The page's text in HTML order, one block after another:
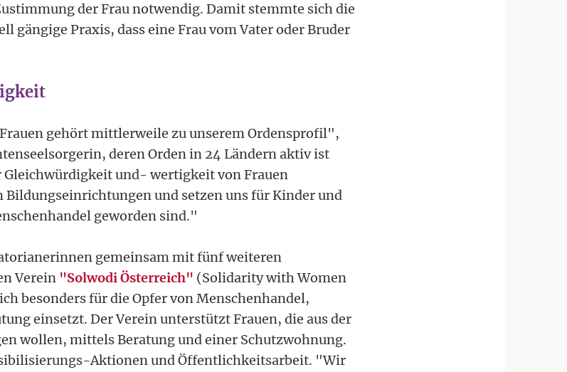
der Frau notwendig. Damit stemmte sich die
gängige Praxis, dass eine Frau vom Vater oder Bruder
gehört mittlerweile zu unserem Ordensprofil",
deren Orden in 24 Ländern aktiv ist
Gleichwürdigkeit und- wertigkeit von Frauen
und setzen uns für Kinder und
geworden sind."
gemeinsam mit fünf weiteren
Verein "Solwodi Österreich" (Solidarity with Women
besonders für die Opfer von Menschenhandel,
einsetzt. Der Verein unterstützt Frauen, die aus der
wollen, mittels Beratung und einer Schutzwohnung.
Aktionen und Öffentlichkeitsarbeit. "Wir